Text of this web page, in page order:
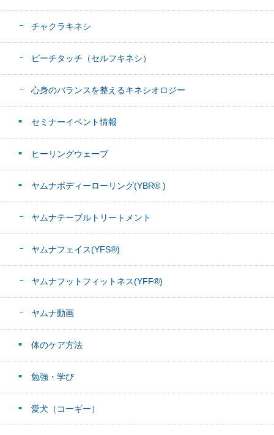
チャクラキネシ
ピーチタッチ（セルフキネシ）
心身のバランスを整えるキネシオロジー
セミナーイベント情報
ヒーリングウェーブ
ヤムナボディーローリング(YBR® )
ヤムナテーブルトリートメント
ヤムナフェイス(YFS®)
ヤムナフットフィットネス(YFF®)
ヤムナ動画
体のケア方法
勉強・学び
愛犬（コーギー）